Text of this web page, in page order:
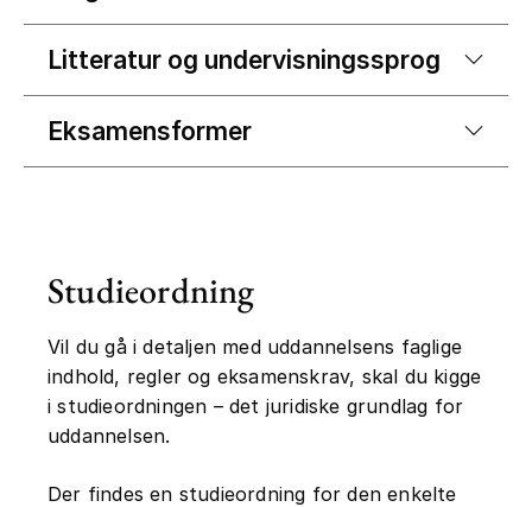
Litteratur og undervisningssprog
Eksamensformer
Studieordning
Vil du gå i detaljen med uddannelsens faglige
indhold, regler og eksamenskrav, skal du kigge
i studieordningen – det juridiske grundlag for
uddannelsen.
Der findes en studieordning for den enkelte